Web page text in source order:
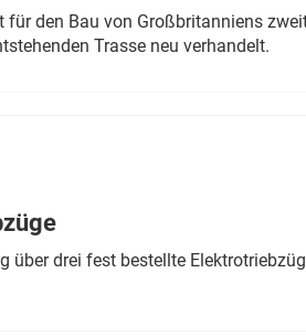
den Bau von Großbritanniens
Trasse neu verhandelt.
über drei fest bestellte